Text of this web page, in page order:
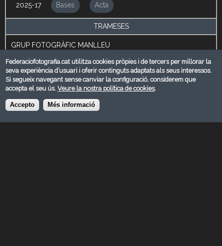
2025-17 Bases Acta
TRAMESES
GRUP FOTOGRÀFIC MANLLEU
Barcelona
eduard.crispi@icloud.com
https://www.gfmanlleu.cat/els-tonis/
[field_comentaris_administraci_]
Federaciofotografia.cat utilitza cookies pròpies i de tercers per millorar la
seva experiència d’usuari i oferir continguts adaptats als seus interessos.
Si segueix navegant sense canviar la configuració, considerem que
accepta el seu ús.Veure la nostra política de cookies.
Accepto Més informació